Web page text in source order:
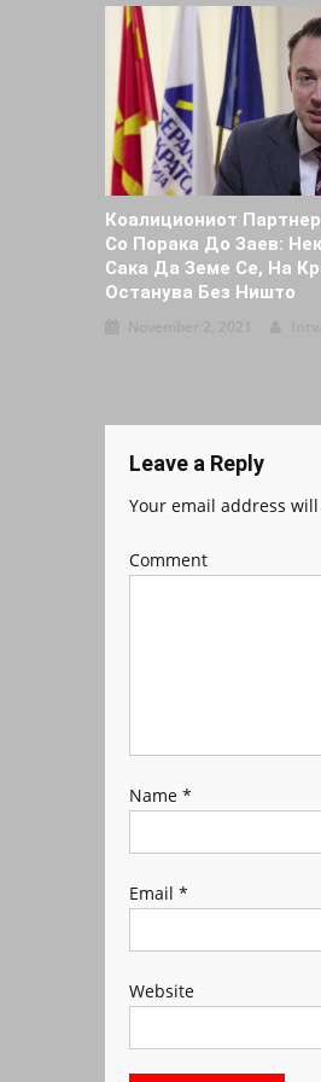
Коалициониот
Со Порака До Заев:
Сака Да Земе Се, На
Останува Без Ништо
Leave a Reply
Your email address
Comment
Name *
Email *
Website